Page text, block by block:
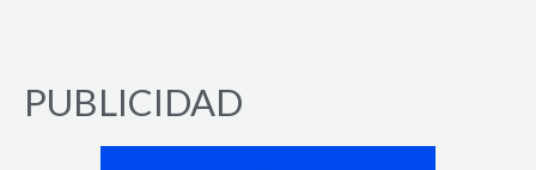
PUBLICIDAD